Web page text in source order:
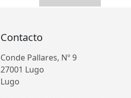
Contacto
Conde Pallares, Nº 9
27001 Lugo
Lugo